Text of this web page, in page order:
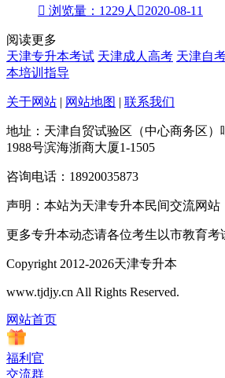
 浏览量：1229人 2020-08-11
阅读更多
天津专升本考试 天津成人高考 天津自
本培训指导
关于网站 | 网站地图 | 联系我们
地址：天津自贸试验区（中心商务区）
1988号滨海浙商大厦1-1505
咨询电话：18920035873
声明：本站为天津专升本民间交流网站
更多专升本动态请各位考生以市教育考
Copyright 2012-2026天津专升本
www.tjdjy.cn All Rights Reserved.
网站首页
福利官
交流群